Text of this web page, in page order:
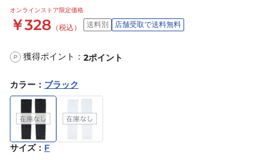
オンラインストア限定価格
￥328 （税込） 送料別 店舗受取で送料無料
P 獲得ポイント： 2ポイント
カラー ： ブラック
サイズ： F